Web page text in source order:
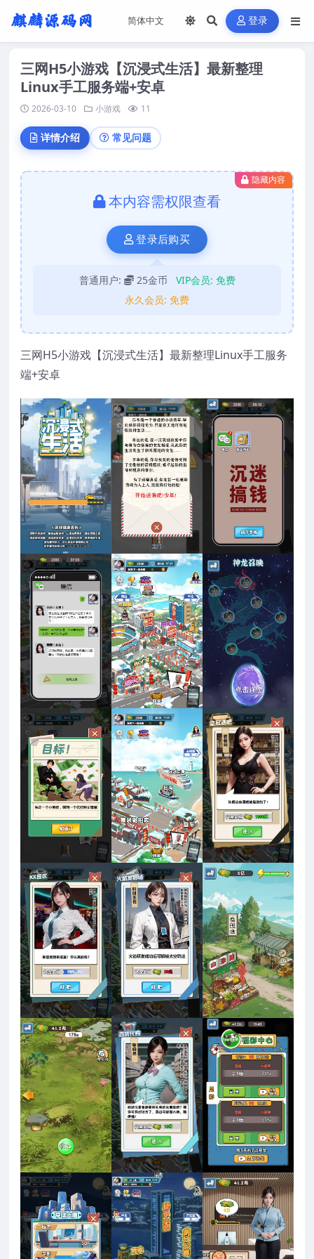
登录
三网H5小游戏【沉浸式生活】最新整理
Linux手工服务端+安卓
2026-03-10 小游戏 11
详情介绍 常见问题
隐藏内容
本内容需权限查看
登录后购买
普通用户: 25金币 VIP会员: 免费
永久会员: 免费
三网H5小游戏【沉浸式生活】最新整理Linux手工服务
端+安卓